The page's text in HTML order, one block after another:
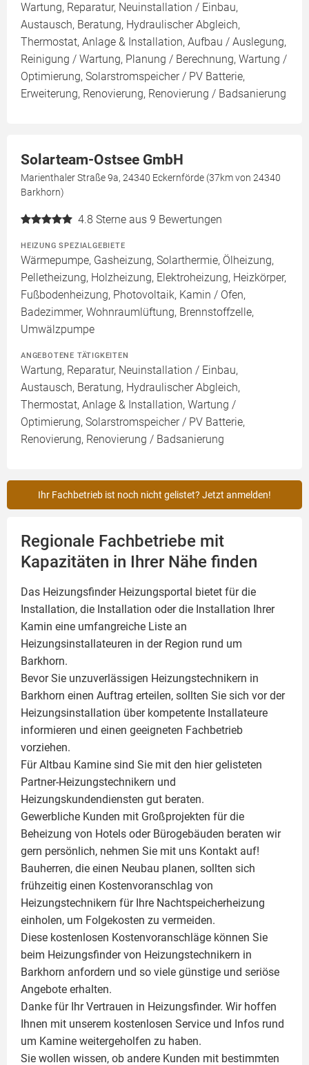
Wartung, Reparatur, Neuinstallation / Einbau,
Austausch, Beratung, Hydraulischer Abgleich,
Thermostat, Anlage & Installation, Aufbau / Auslegung,
Reinigung / Wartung, Planung / Berechnung, Wartung /
Optimierung, Solarstromspeicher / PV Batterie,
Erweiterung, Renovierung, Renovierung / Badsanierung
Solarteam-Ostsee GmbH
Marienthaler Straße 9a, 24340 Eckernförde (37km von 24340
Barkhorn)
4.8 Sterne aus 9 Bewertungen
HEIZUNG SPEZIALGEBIETE
Wärmepumpe, Gasheizung, Solarthermie, Ölheizung,
Pelletheizung, Holzheizung, Elektroheizung, Heizkörper,
Fußbodenheizung, Photovoltaik, Kamin / Ofen,
Badezimmer, Wohnraumlüftung, Brennstoffzelle,
Umwälzpumpe
ANGEBOTENE TÄTIGKEITEN
Wartung, Reparatur, Neuinstallation / Einbau,
Austausch, Beratung, Hydraulischer Abgleich,
Thermostat, Anlage & Installation, Wartung /
Optimierung, Solarstromspeicher / PV Batterie,
Renovierung, Renovierung / Badsanierung
Ihr Fachbetrieb ist noch nicht gelistet? Jetzt anmelden!
Regionale Fachbetriebe mit
Kapazitäten in Ihrer Nähe finden
Das Heizungsfinder Heizungsportal bietet für die
Installation, die Installation oder die Installation Ihrer
Kamin eine umfangreiche Liste an
Heizungsinstallateuren in der Region rund um
Barkhorn.
Bevor Sie unzuverlässigen Heizungstechnikern in
Barkhorn einen Auftrag erteilen, sollten Sie sich vor der
Heizungsinstallation über kompetente Installateure
informieren und einen geeigneten Fachbetrieb
vorziehen.
Für Altbau Kamine sind Sie mit den hier gelisteten
Partner-Heizungstechnikern und
Heizungskundendiensten gut beraten.
Gewerbliche Kunden mit Großprojekten für die
Beheizung von Hotels oder Bürogebäuden beraten wir
gern persönlich, nehmen Sie mit uns Kontakt auf!
Bauherren, die einen Neubau planen, sollten sich
frühzeitig einen Kostenvoranschlag von
Heizungstechnikern für Ihre Nachtspeicherheizung
einholen, um Folgekosten zu vermeiden.
Diese kostenlosen Kostenvoranschläge können Sie
beim Heizungsfinder von Heizungstechnikern in
Barkhorn anfordern und so viele günstige und seriöse
Angebote erhalten.
Danke für Ihr Vertrauen in Heizungsfinder. Wir hoffen
Ihnen mit unserem kostenlosen Service und Infos rund
um Kamine weitergeholfen zu haben.
Sie wollen wissen, ob andere Kunden mit bestimmten